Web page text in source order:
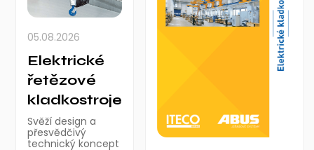
05.08.2026
Elektrické
řetězové
kladkostroje
Svěží design a
přesvědčivý
technický koncept